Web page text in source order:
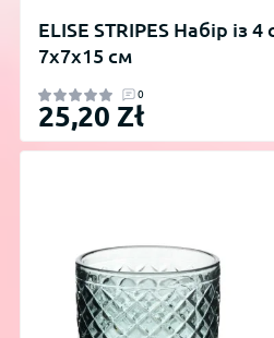
ELISE STRIPES Набір із
7x7x15 см
0
25,20 Zł